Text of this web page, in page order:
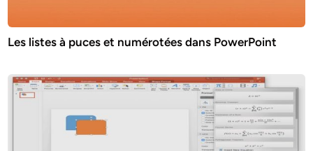
Les listes à puces et numérotées dans PowerPoint